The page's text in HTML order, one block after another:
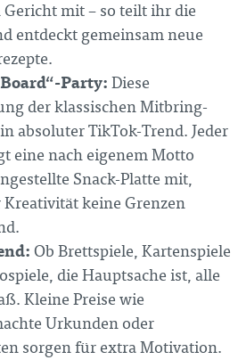
mit – so teilt ihr die
entdeckt gemeinsam neue
Party: Diese
der klassischen Mitbring-
absoluter TikTok-Trend. Jeder
eine nach eigenem Motto
Snack-Platte mit,
Kreativität keine Grenzen
Ob Brettspiele, Kartenspiele
die Hauptsache ist, alle
Kleine Preise wie
Urkunden oder
sorgen für extra Motivation.